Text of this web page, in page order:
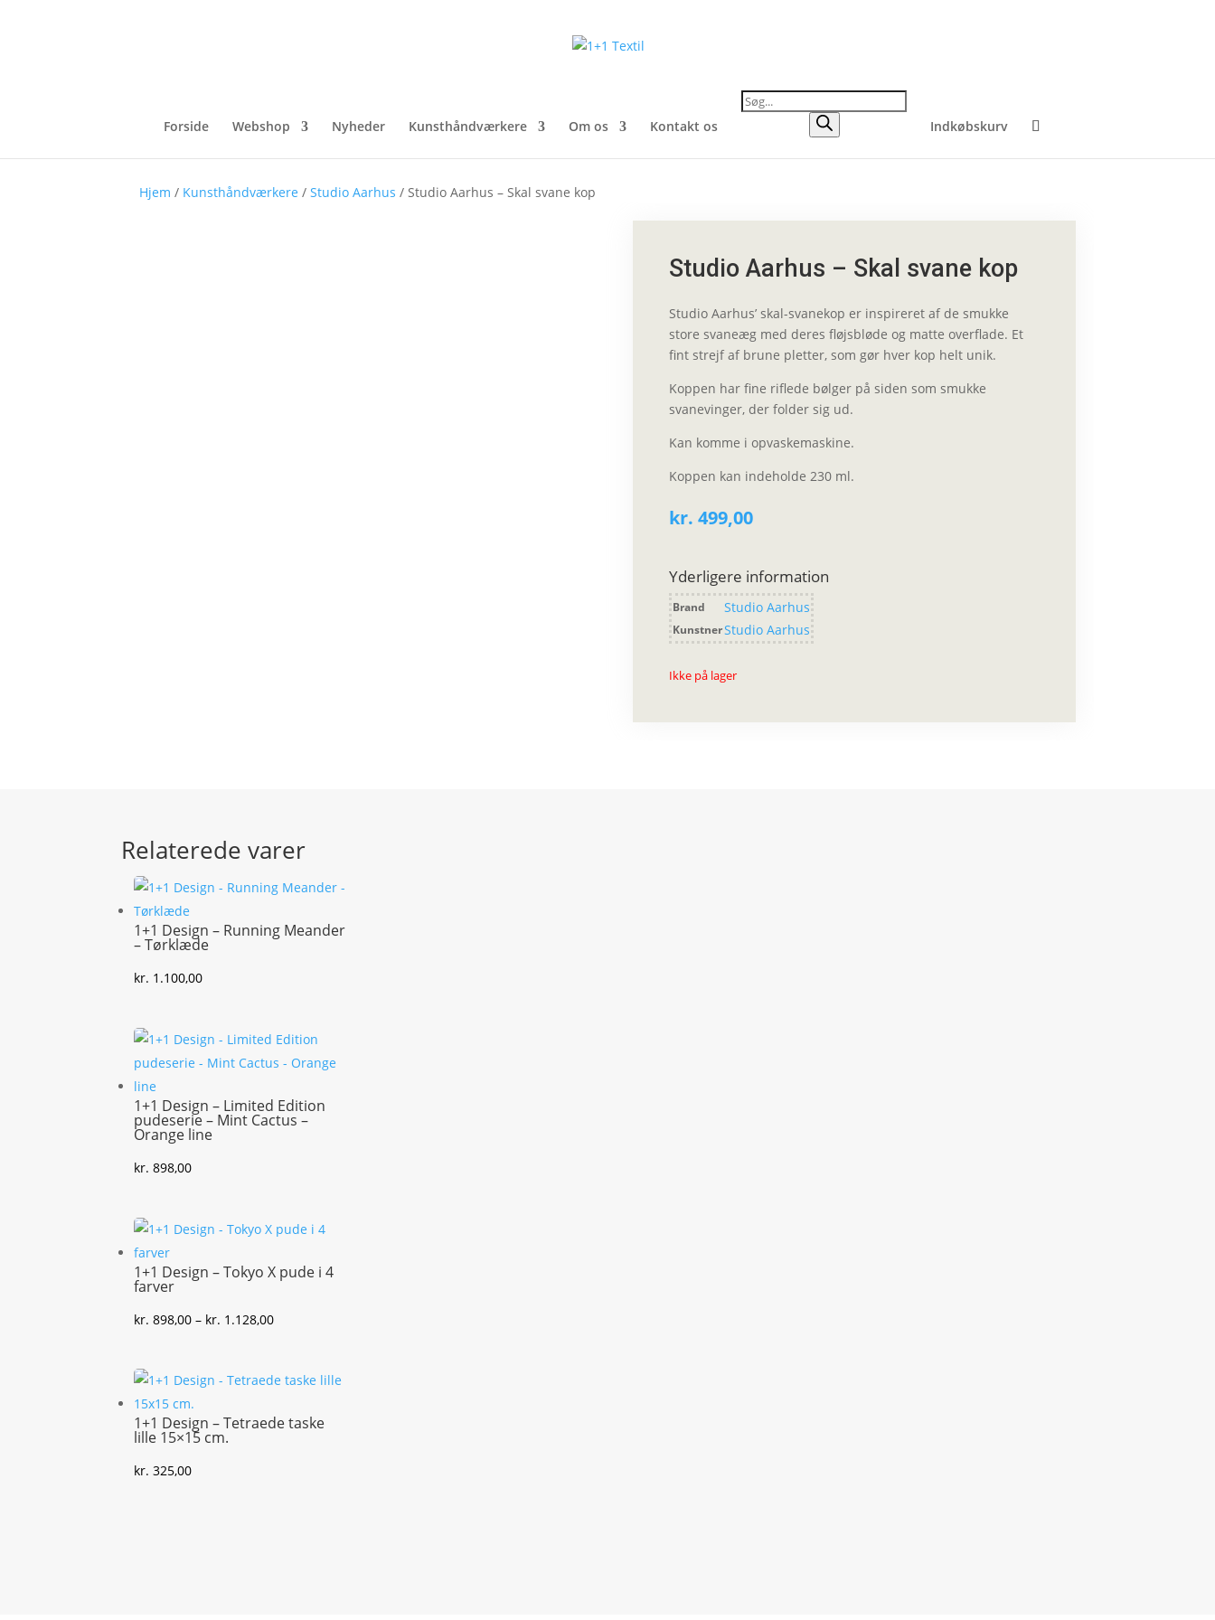
Forside Webshop Nyheder Kunsthåndværkere Om os Kontakt os
Products
search
Indkøbskurv
Hjem / Kunsthåndværkere /Studio Aarhus / Studio Aarhus – Skal svane kop
Studio Aarhus – Skal svane kop
Studio Aarhus’ skal-svanekop er inspireret af de smukke
store svaneæg med deres fløjsbløde og matte overflade. Et
fint strejf af brune pletter, som gør hver kop helt unik.
Koppen har fine riflede bølger på siden som smukke
svanevinger, der folder sig ud.
Kan komme i opvaskemaskine.
Koppen kan indeholde 230 ml.
kr. 499,00
Yderligere information
Brand Studio Aarhus
KunstnerStudio Aarhus
Ikke på lager
Relaterede varer
1+1 Design – Running Meander
– Tørklæde
kr. 1.100,00
1+1 Design – Limited Edition
pudeserie – Mint Cactus –
Orange line
kr. 898,00
1+1 Design – Tokyo X pude i 4
farver
kr. 898,00 – kr. 1.128,00Prisinterval:
kr. 1.128,00
1+1 Design – Tetraede taske
lille 15×15 cm.
kr. 325,00